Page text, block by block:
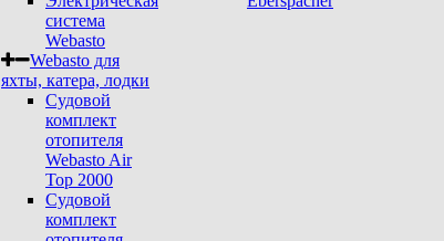
система
Webasto
Webasto для
яхты, катера, лодки
Судовой
комплект
отопителя
Webasto Air
Top 2000
Судовой
комплект